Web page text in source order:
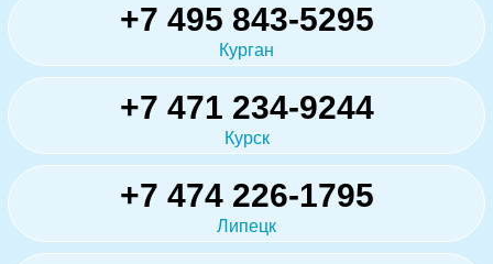
+7 495 843-5295
Курган
+7 471 234-9244
Курск
+7 474 226-1795
Липецк